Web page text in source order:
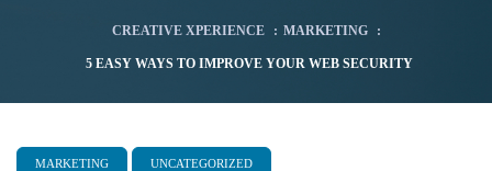
CREATIVE XPERIENCE : MARKETING :
5 EASY WAYS TO IMPROVE YOUR WEB SECURITY
MARKETING UNCATEGORIZED